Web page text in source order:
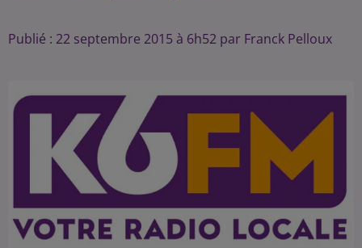
Publié : 22 septembre 2015 à 6h52 par Franck Pelloux